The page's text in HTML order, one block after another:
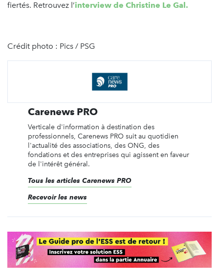
fiertés. Retrouvez l’interview de Christine Le Gal.
Crédit photo : Pics / PSG
Carenews PRO
Verticale d'information à destination des
professionnels, Carenews PRO suit au quotidien
l'actualité des associations, des ONG, des
fondations et des entreprises qui agissent en faveur
de l'intérêt général.
Tous les articles Carenews PRO
Recevoir les news